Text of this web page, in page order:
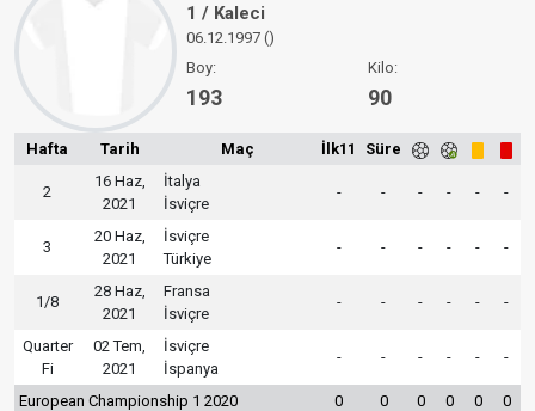
1 / Kaleci
06.12.1997 ()
Boy:
193
Kilo:
90
Hafta Tarih Maç İlk11 Süre
2
16 Haz,
2021
İtalya
İsviçre
- - - - - -
3
20 Haz,
2021
İsviçre
Türkiye
- - - - - -
1/8
28 Haz,
2021
Fransa
İsviçre
- - - - - -
Quarter
Fi
02 Tem,
2021
İsviçre
İspanya
- - - - - -
European Championship 1 2020 0 0 0 0 0 0